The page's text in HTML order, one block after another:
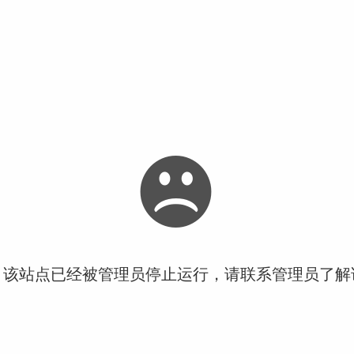
站点已经被管理员停止运行，请联系管理员了